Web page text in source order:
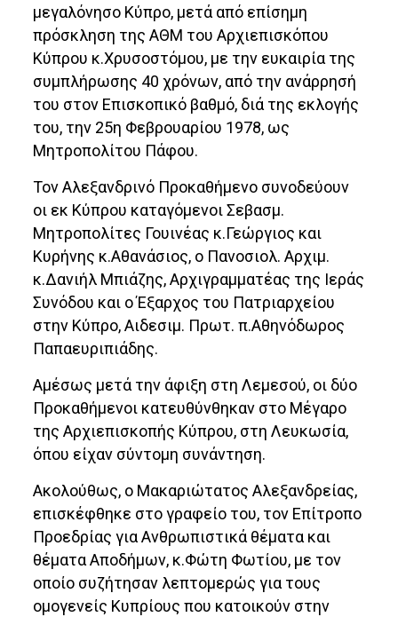
μεγαλόνησο Κύπρο, μετά από επίσημη
πρόσκληση της ΑΘΜ του Αρχιεπισκόπου
Κύπρου κ.Χρυσοστόμου, με την ευκαιρία της
συμπλήρωσης 40 χρόνων, από την ανάρρησή
του στον Επισκοπικό βαθμό, διά της εκλογής
του, την 25η Φεβρουαρίου 1978, ως
Μητροπολίτου Πάφου.
Τον Αλεξανδρινό Προκαθήμενο συνοδεύουν
οι εκ Κύπρου καταγόμενοι Σεβασμ.
Μητροπολίτες Γουινέας κ.Γεώργιος και
Κυρήνης κ.Αθανάσιος, ο Πανοσιολ. Αρχιμ.
κ.Δανιήλ Μπιάζης, Αρχιγραμματέας της Ιεράς
Συνόδου και ο Έξαρχος του Πατριαρχείου
στην Κύπρο, Αιδεσιμ. Πρωτ. π.Αθηνόδωρος
Παπαευριπιάδης.
Αμέσως μετά την άφιξη στη Λεμεσού, οι δύο
Προκαθήμενοι κατευθύνθηκαν στο Μέγαρο
της Αρχιεπισκοπής Κύπρου, στη Λευκωσία,
όπου είχαν σύντομη συνάντηση.
Ακολούθως, ο Μακαριώτατος Αλεξανδρείας,
επισκέφθηκε στο γραφείο του, τον Επίτροπο
Προεδρίας για Ανθρωπιστικά θέματα και
θέματα Αποδήμων, κ.Φώτη Φωτίου, με τον
οποίο συζήτησαν λεπτομερώς για τους
ομογενείς Κυπρίους που κατοικούν στην